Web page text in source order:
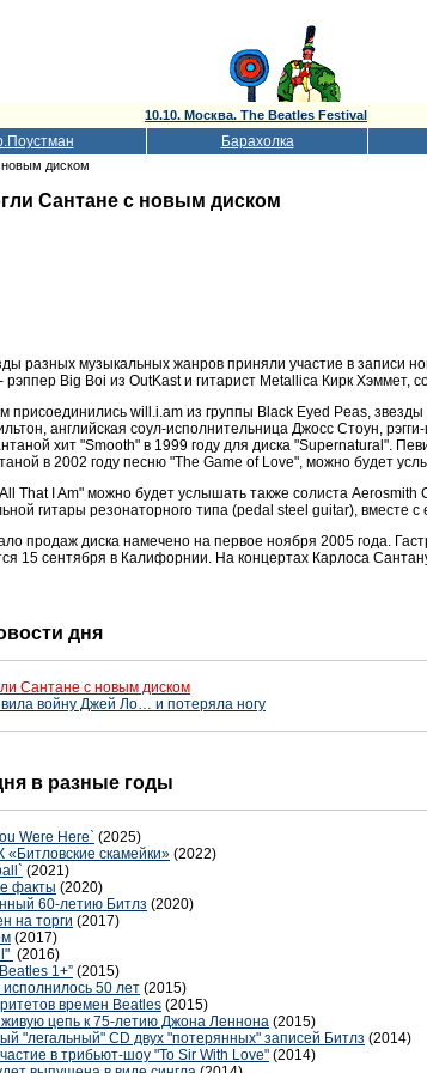
10.10. Москва. The Beatles Festival
Барахолка
диском
Сантане с новым диском
разных музыкальных жанров приняли участие в записи
рэппер Big Boi из OutKast и гитарист Metallica Кирк Хэммет,
присоединились will.i.am из группы Black Eyed Peas,
английская соул-исполнительница Джосс Стоун,
хит "Smooth" в 1999 году для диска "Supernatural".
в 2002 году песню "The Game of Love", можно будет
That I Am" можно будет услышать также солиста
гитары резонаторного типа (pedal steel guitar), вместе
продаж диска намечено на первое ноября 2005 года.
15 сентября в Калифорнии. На концертах Карлоса
дня
Сантане с новым диском
войну Джей Ло… и потеряла ногу
в разные годы
Were Here` (2025)
скамейки» (2022)
(2021)
факты (2020)
60-летию Битлз (2020)
на торги (2017)
(2017)
(2016)
1+” (2015)
50 лет (2015)
времен Beatles (2015)
цепь к 75-летию Джона Леннона (2015)
"легальный" CD двух "потерянных" записей Битлз (2014)
в трибьют-шоу "To Sir With Love" (2014)